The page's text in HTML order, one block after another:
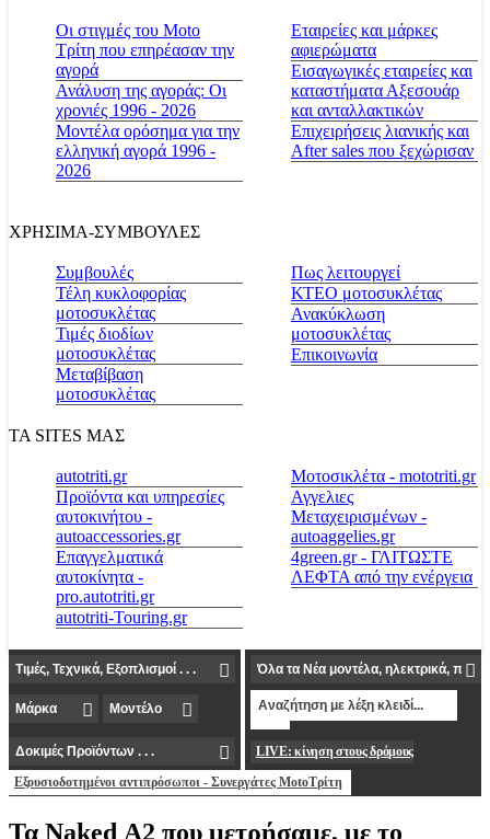
Οι στιγμές του Moto
Τρίτη που επηρέασαν την
αγορά
Ανάλυση της αγοράς: Οι
χρονιές 1996 - 2026
Μοντέλα ορόσημα για την
ελληνική αγορά 1996 -
2026
Εταιρείες και μάρκες
αφιερώματα
Εισαγωγικές εταιρείες και
καταστήματα Αξεσουάρ
και ανταλλακτικών
Επιχειρήσεις λιανικής και
After sales που ξεχώρισαν
ΧΡΗΣΙΜΑ-ΣΥΜΒΟΥΛΕΣ
Συμβουλές
Τέλη κυκλοφορίας
μοτοσυκλέτας
Τιμές διοδίων
μοτοσυκλέτας
Μεταβίβαση
μοτοσυκλέτας
Πως λειτουργεί
ΚΤΕΟ μοτοσυκλέτας
Ανακύκλωση
μοτοσυκλέτας
Επικοινωνία
ΤΑ SITES ΜΑΣ
autotriti.gr
Προϊόντα και υπηρεσίες
αυτοκινήτου -
autoaccessories.gr
Επαγγελματικά
αυτοκίνητα -
pro.autotriti.gr
autotriti-Touring.gr
Μοτοσικλέτα - mototriti.gr
Αγγελιες
Μεταχειρισμένων -
autoaggelies.gr
4green.gr - ΓΛΙΤΩΣΤΕ
ΛΕΦΤΑ από την ενέργεια
LIVE: κίνηση στους δρόμους
Εξουσιοδοτημένοι αντιπρόσωποι - Συνεργάτες MotoΤρίτη
Τα Naked Α2 που μετρήσαμε, με το